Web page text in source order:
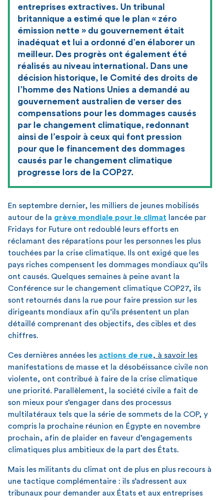
entreprises extractives. Un tribunal
britannique a estimé que le plan « zéro
émission nette » du gouvernement était
inadéquat et lui a ordonné d’en élaborer un
meilleur. Des progrès ont également été
réalisés au niveau international. Dans une
décision historique, le Comité des droits de
l’homme des Nations Unies a demandé au
gouvernement australien de verser des
compensations pour les dommages causés
par le changement climatique, redonnant
ainsi de l’espoir à ceux qui font pression
pour que le financement des dommages
causés par le changement climatique
progresse lors de la COP27.
En septembre dernier, les milliers de jeunes mobilisés
autour de la grève mondiale pour le climat lancée par
Fridays for Future ont redoublé leurs efforts en
réclamant des réparations pour les personnes les plus
touchées par la crise climatique. Ils ont exigé que les
pays riches compensent les dommages mondiaux qu’ils
ont causés. Quelques semaines à peine avant la
Conférence sur le changement climatique COP27, ils
sont retournés dans la rue pour faire pression sur les
dirigeants mondiaux afin qu’ils présentent un plan
détaillé comprenant des objectifs, des cibles et des
chiffres.
Ces dernières années les actions de rue, à savoir les
manifestations de masse et la désobéissance civile non
violente, ont contribué à faire de la crise climatique
une priorité. Parallèlement, la société civile a fait de
son mieux pour s’engager dans des processus
multilatéraux tels que la série de sommets de la COP, y
compris la prochaine réunion en Égypte en novembre
prochain, afin de plaider en faveur d’engagements
climatiques plus ambitieux de la part des États.
Mais les militants du climat ont de plus en plus recours à
une tactique complémentaire : ils s’adressent aux
tribunaux pour demander aux États et aux entreprises